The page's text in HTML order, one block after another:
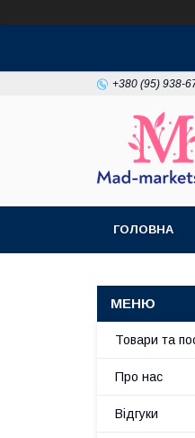
+380 (95) 938-
ГОЛОВНА
Товари та
Про нас
Відгуки